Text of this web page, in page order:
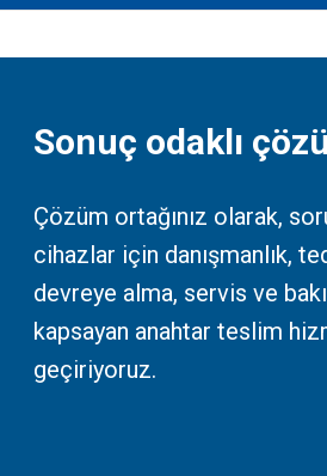
Sonuç odaklı
Çözüm ortağınız olarak,
cihazlar için danışmanlık,
devreye alma, servis ve
kapsayan anahtar teslim
geçiriyoruz.